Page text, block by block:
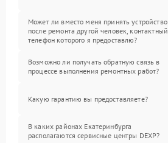
Может ли вместо меня принять устройство
после ремонта другой человек, контактный
телефон которого я предоставлю?
Возможно ли получать обратную связь в
процессе выполнения ремонтных работ?
Какую гарантию вы предоставляете?
В каких районах Екатеринбурга
располагаются сервисные центры DEXP?